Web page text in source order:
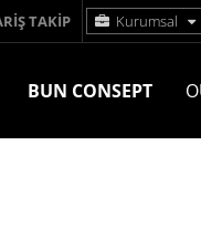
TAKİP Kurumsal
BUN CONSEPT